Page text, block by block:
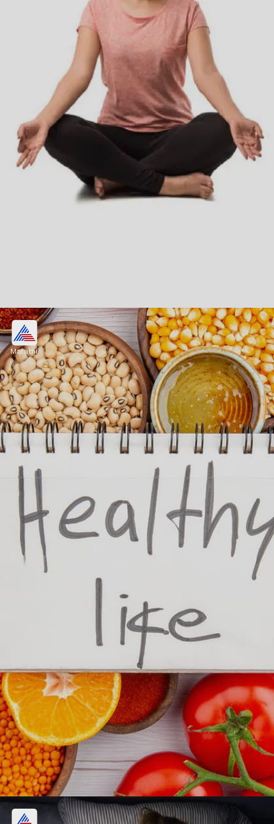
मेडिटेशन किंवा योगाभ्यास करा
डोक्यातील वाईट विचार काढून टाकण्यासाठी थोडावेळ मेडिटेशन
किंवा योगाभ्यास करा. यामुळे मन एकाग्र होण्यास मदत होईल.
याशिवाय डोक्यातील वाईट विचार दूर होतील.
Image credits: unsplash
Marathi
संतुलित आहाराचे सेवन करा